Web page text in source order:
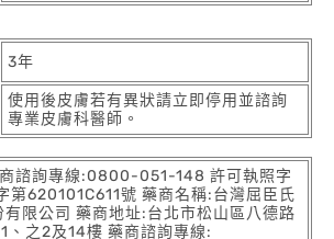
3年
使用後皮膚若有異狀請立即停用並諮詢
專業皮膚科醫師。
諮詢專線:0800-051-148 許可執照字
第620101C611號 藥商名稱:台灣屈臣氏
限公司 藥商地址:台北市松山區八德路
、之2及14樓 藥商諮詢專線: